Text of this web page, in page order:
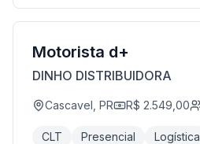
Motorista d+
DINHO DISTRIBUIDORA
Cascavel, PR R$ 2.549,00
CLT Presencial Logística